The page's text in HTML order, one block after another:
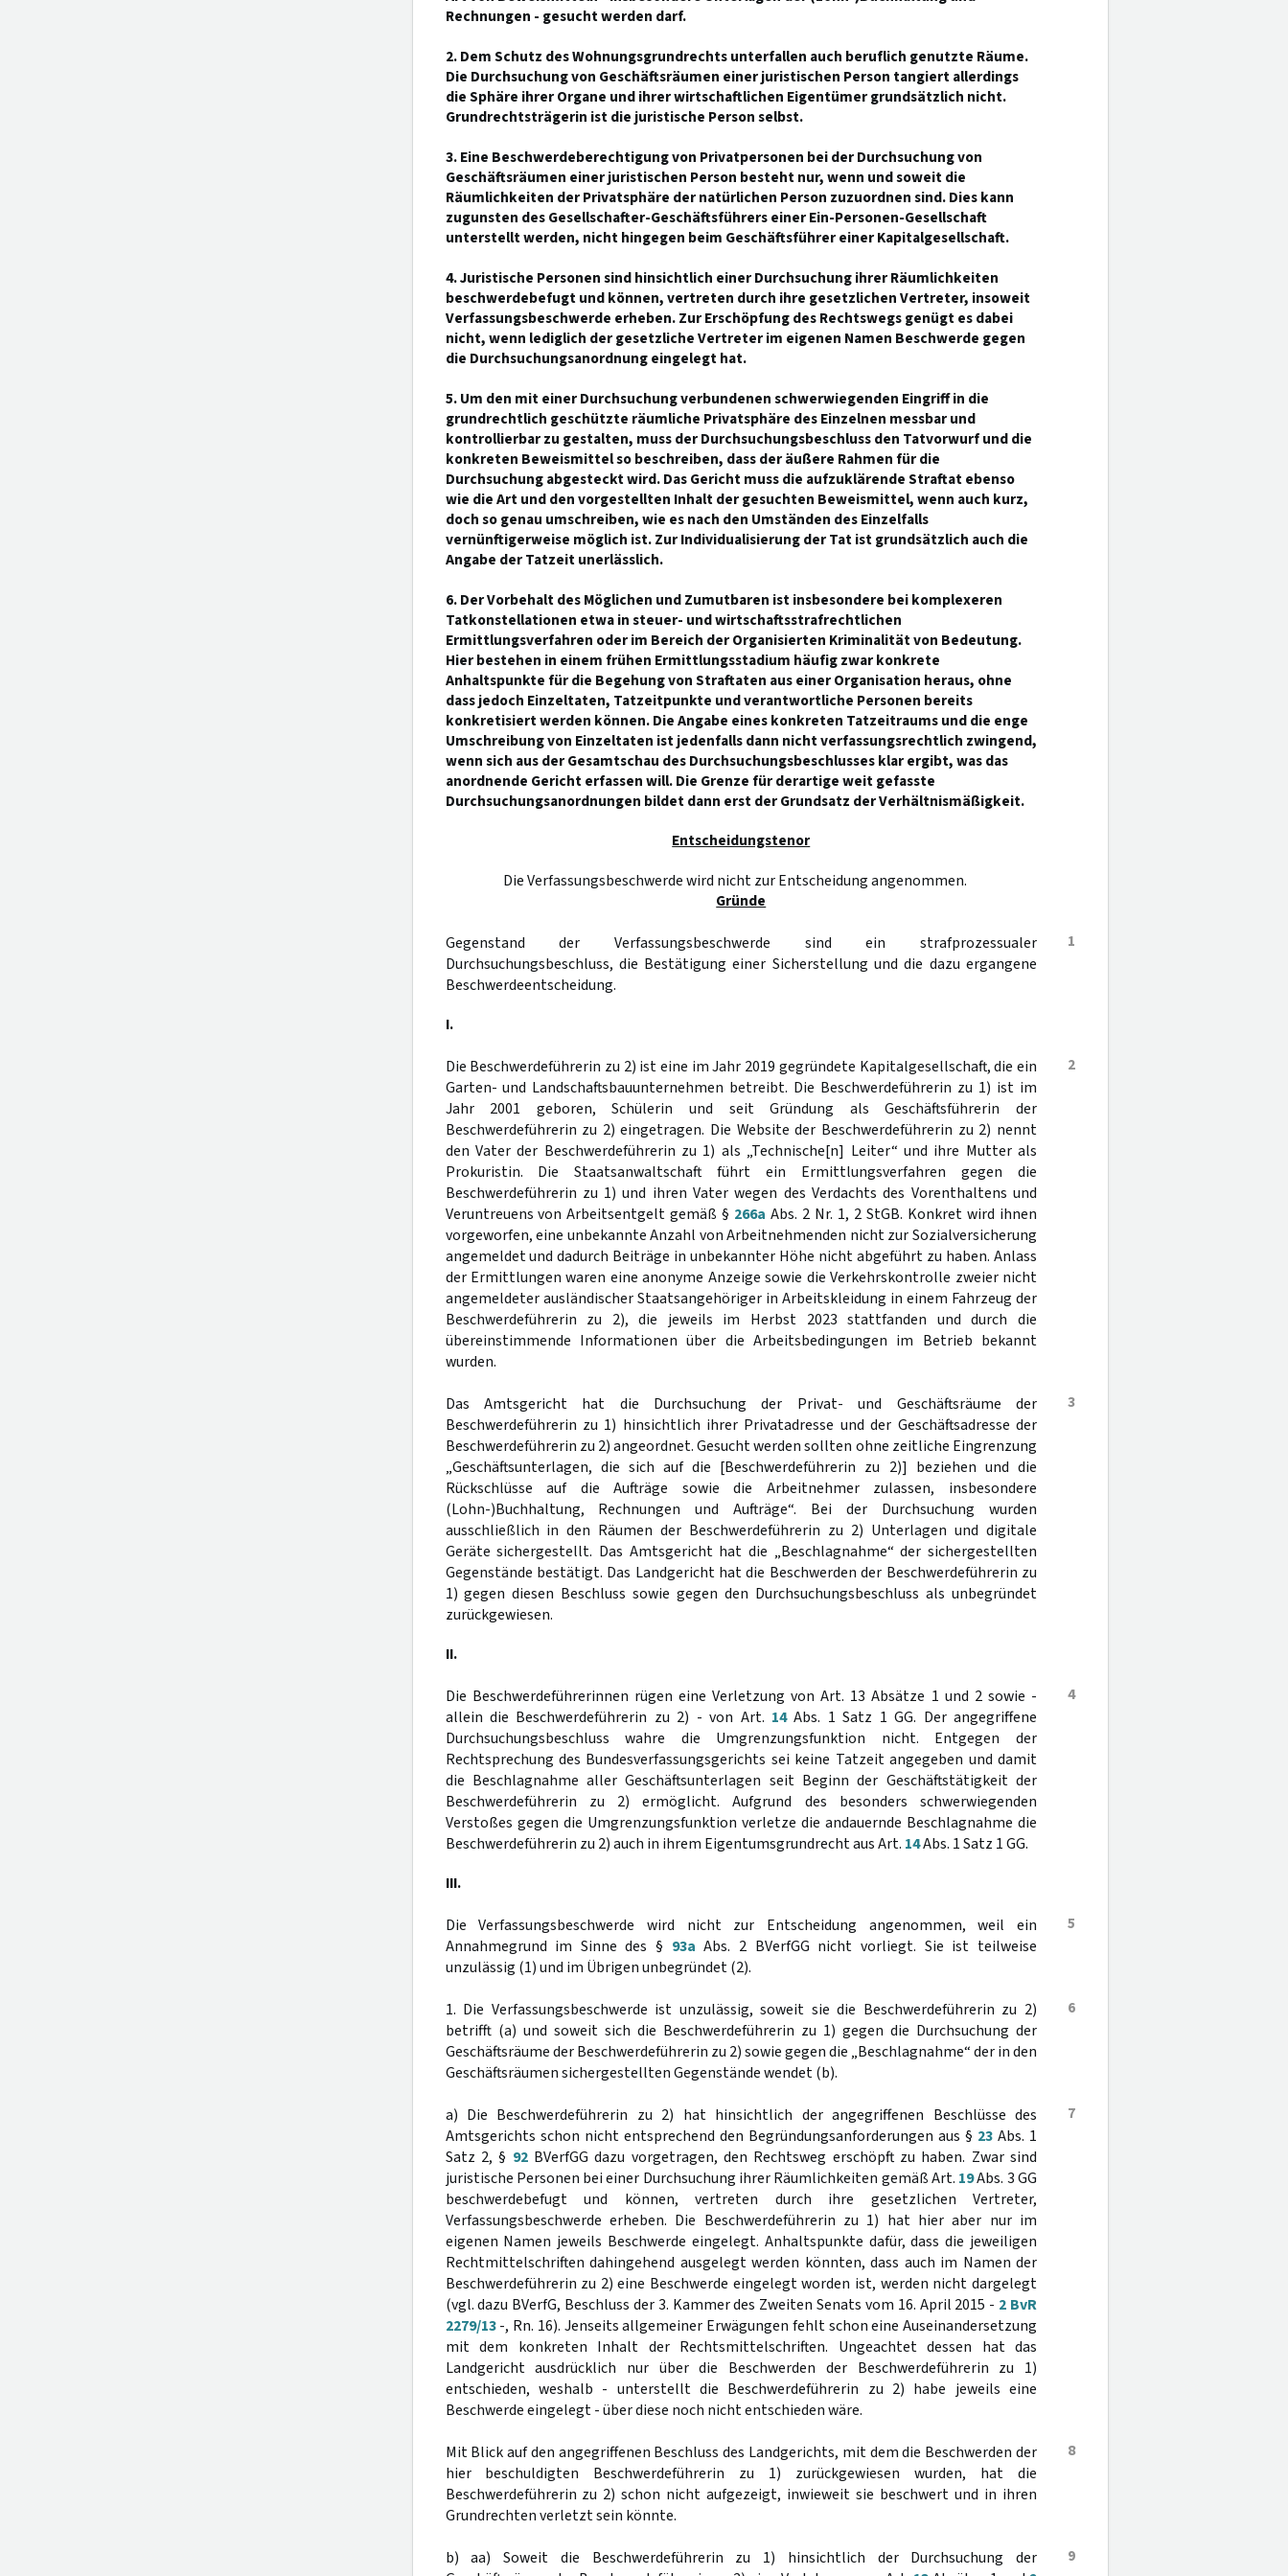
Rechnungen - gesucht werden darf.
2. Dem Schutz des Wohnungsgrundrechts unterfallen auch beruflich genutzte Räume.
Die Durchsuchung von Geschäftsräumen einer juristischen Person tangiert allerdings
die Sphäre ihrer Organe und ihrer wirtschaftlichen Eigentümer grundsätzlich nicht.
Grundrechtsträgerin ist die juristische Person selbst.
3. Eine Beschwerdeberechtigung von Privatpersonen bei der Durchsuchung von
Geschäftsräumen einer juristischen Person besteht nur, wenn und soweit die
Räumlichkeiten der Privatsphäre der natürlichen Person zuzuordnen sind. Dies kann
zugunsten des Gesellschafter-Geschäftsführers einer Ein-Personen-Gesellschaft
unterstellt werden, nicht hingegen beim Geschäftsführer einer Kapitalgesellschaft.
4. Juristische Personen sind hinsichtlich einer Durchsuchung ihrer Räumlichkeiten
beschwerdebefugt und können, vertreten durch ihre gesetzlichen Vertreter, insoweit
Verfassungsbeschwerde erheben. Zur Erschöpfung des Rechtswegs genügt es dabei
nicht, wenn lediglich der gesetzliche Vertreter im eigenen Namen Beschwerde gegen
die Durchsuchungsanordnung eingelegt hat.
5. Um den mit einer Durchsuchung verbundenen schwerwiegenden Eingriff in die
grundrechtlich geschützte räumliche Privatsphäre des Einzelnen messbar und
kontrollierbar zu gestalten, muss der Durchsuchungsbeschluss den Tatvorwurf und die
konkreten Beweismittel so beschreiben, dass der äußere Rahmen für die
Durchsuchung abgesteckt wird. Das Gericht muss die aufzuklärende Straftat ebenso
wie die Art und den vorgestellten Inhalt der gesuchten Beweismittel, wenn auch kurz,
doch so genau umschreiben, wie es nach den Umständen des Einzelfalls
vernünftigerweise möglich ist. Zur Individualisierung der Tat ist grundsätzlich auch die
Angabe der Tatzeit unerlässlich.
6. Der Vorbehalt des Möglichen und Zumutbaren ist insbesondere bei komplexeren
Tatkonstellationen etwa in steuer- und wirtschaftsstrafrechtlichen
Ermittlungsverfahren oder im Bereich der Organisierten Kriminalität von Bedeutung.
Hier bestehen in einem frühen Ermittlungsstadium häufig zwar konkrete
Anhaltspunkte für die Begehung von Straftaten aus einer Organisation heraus, ohne
dass jedoch Einzeltaten, Tatzeitpunkte und verantwortliche Personen bereits
konkretisiert werden können. Die Angabe eines konkreten Tatzeitraums und die enge
Umschreibung von Einzeltaten ist jedenfalls dann nicht verfassungsrechtlich zwingend,
wenn sich aus der Gesamtschau des Durchsuchungsbeschlusses klar ergibt, was das
anordnende Gericht erfassen will. Die Grenze für derartige weit gefasste
Durchsuchungsanordnungen bildet dann erst der Grundsatz der Verhältnismäßigkeit.
Entscheidungstenor
Die Verfassungsbeschwerde wird nicht zur Entscheidung angenommen.
Gründe
1
Gegenstand der Verfassungsbeschwerde sind ein strafprozessualer
Durchsuchungsbeschluss, die Bestätigung einer Sicherstellung und die dazu ergangene
Beschwerdeentscheidung.
I.
2
Die Beschwerdeführerin zu 2) ist eine im Jahr 2019 gegründete Kapitalgesellschaft, die ein
Garten- und Landschaftsbauunternehmen betreibt. Die Beschwerdeführerin zu 1) ist im
Jahr 2001 geboren, Schülerin und seit Gründung als Geschäftsführerin der
Beschwerdeführerin zu 2) eingetragen. Die Website der Beschwerdeführerin zu 2) nennt
den Vater der Beschwerdeführerin zu 1) als „Technische[n] Leiter“ und ihre Mutter als
Prokuristin. Die Staatsanwaltschaft führt ein Ermittlungsverfahren gegen die
Beschwerdeführerin zu 1) und ihren Vater wegen des Verdachts des Vorenthaltens und
Veruntreuens von Arbeitsentgelt gemäß § 266a Abs. 2 Nr. 1, 2 StGB. Konkret wird ihnen
vorgeworfen, eine unbekannte Anzahl von Arbeitnehmenden nicht zur Sozialversicherung
angemeldet und dadurch Beiträge in unbekannter Höhe nicht abgeführt zu haben. Anlass
der Ermittlungen waren eine anonyme Anzeige sowie die Verkehrskontrolle zweier nicht
angemeldeter ausländischer Staatsangehöriger in Arbeitskleidung in einem Fahrzeug der
Beschwerdeführerin zu 2), die jeweils im Herbst 2023 stattfanden und durch die
übereinstimmende Informationen über die Arbeitsbedingungen im Betrieb bekannt
wurden.
3
Das Amtsgericht hat die Durchsuchung der Privat- und Geschäftsräume der
Beschwerdeführerin zu 1) hinsichtlich ihrer Privatadresse und der Geschäftsadresse der
Beschwerdeführerin zu 2) angeordnet. Gesucht werden sollten ohne zeitliche Eingrenzung
„Geschäftsunterlagen, die sich auf die [Beschwerdeführerin zu 2)] beziehen und die
Rückschlüsse auf die Aufträge sowie die Arbeitnehmer zulassen, insbesondere
(Lohn-)Buchhaltung, Rechnungen und Aufträge“. Bei der Durchsuchung wurden
ausschließlich in den Räumen der Beschwerdeführerin zu 2) Unterlagen und digitale
Geräte sichergestellt. Das Amtsgericht hat die „Beschlagnahme“ der sichergestellten
Gegenstände bestätigt. Das Landgericht hat die Beschwerden der Beschwerdeführerin zu
1) gegen diesen Beschluss sowie gegen den Durchsuchungsbeschluss als unbegründet
zurückgewiesen.
II.
4
Die Beschwerdeführerinnen rügen eine Verletzung von Art. 13 Absätze 1 und 2 sowie -
allein die Beschwerdeführerin zu 2) - von Art. 14Abs. 1 Satz 1 GG. Der angegriffene
Durchsuchungsbeschluss wahre die Umgrenzungsfunktion nicht. Entgegen der
Rechtsprechung des Bundesverfassungsgerichts sei keine Tatzeit angegeben und damit
die Beschlagnahme aller Geschäftsunterlagen seit Beginn der Geschäftstätigkeit der
Beschwerdeführerin zu 2) ermöglicht. Aufgrund des besonders schwerwiegenden
Verstoßes gegen die Umgrenzungsfunktion verletze die andauernde Beschlagnahme die
Beschwerdeführerin zu 2) auch in ihrem Eigentumsgrundrecht aus Art. 14Abs. 1 Satz 1 GG.
III.
5
Die Verfassungsbeschwerde wird nicht zur Entscheidung angenommen, weil ein
Annahmegrund im Sinne des § 93a Abs. 2 BVerfGG nicht vorliegt. Sie ist teilweise
unzulässig (1) und im Übrigen unbegründet (2).
6
1. Die Verfassungsbeschwerde ist unzulässig, soweit sie die Beschwerdeführerin zu 2)
betrifft (a) und soweit sich die Beschwerdeführerin zu 1) gegen die Durchsuchung der
Geschäftsräume der Beschwerdeführerin zu 2) sowie gegen die „Beschlagnahme“ der in den
Geschäftsräumen sichergestellten Gegenstände wendet (b).
7
a) Die Beschwerdeführerin zu 2) hat hinsichtlich der angegriffenen Beschlüsse des
Amtsgerichts schon nicht entsprechend den Begründungsanforderungen aus § 23Abs. 1
Satz 2, § 92BVerfGG dazu vorgetragen, den Rechtsweg erschöpft zu haben. Zwar sind
juristische Personen bei einer Durchsuchung ihrer Räumlichkeiten gemäß Art. 19Abs. 3 GG
beschwerdebefugt und können, vertreten durch ihre gesetzlichen Vertreter,
Verfassungsbeschwerde erheben. Die Beschwerdeführerin zu 1) hat hier aber nur im
eigenen Namen jeweils Beschwerde eingelegt. Anhaltspunkte dafür, dass die jeweiligen
Rechtmittelschriften dahingehend ausgelegt werden könnten, dass auch im Namen der
Beschwerdeführerin zu 2) eine Beschwerde eingelegt worden ist, werden nicht dargelegt
(vgl. dazu BVerfG, Beschluss der 3. Kammer des Zweiten Senats vom 16. April 2015 - 2 BvR
2279/13-, Rn. 16). Jenseits allgemeiner Erwägungen fehlt schon eine Auseinandersetzung
mit dem konkreten Inhalt der Rechtsmittelschriften. Ungeachtet dessen hat das
Landgericht ausdrücklich nur über die Beschwerden der Beschwerdeführerin zu 1)
entschieden, weshalb - unterstellt die Beschwerdeführerin zu 2) habe jeweils eine
Beschwerde eingelegt - über diese noch nicht entschieden wäre.
8
Mit Blick auf den angegriffenen Beschluss des Landgerichts, mit dem die Beschwerden der
hier beschuldigten Beschwerdeführerin zu 1) zurückgewiesen wurden, hat die
Beschwerdeführerin zu 2) schon nicht aufgezeigt, inwieweit sie beschwert und in ihren
Grundrechten verletzt sein könnte.
9
b) aa) Soweit die Beschwerdeführerin zu 1) hinsichtlich der Durchsuchung der